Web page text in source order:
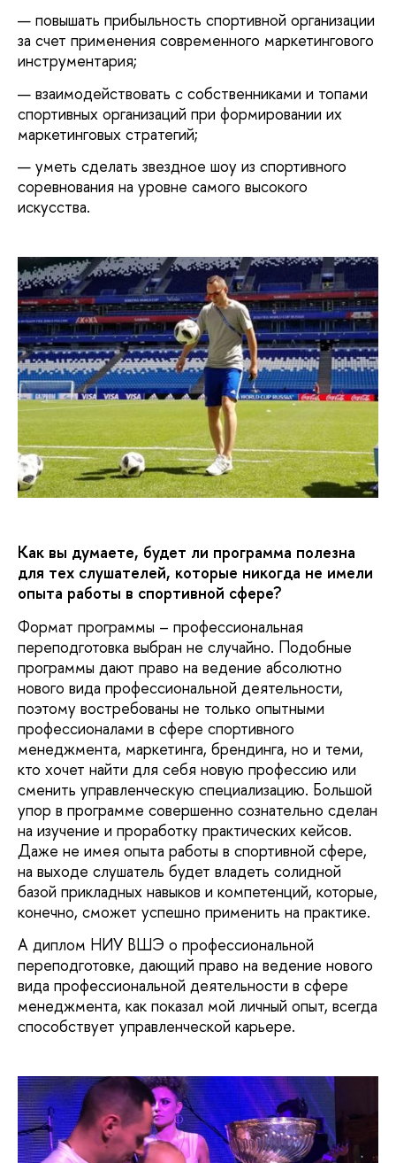
повышать прибыльность спортивной организации
за счет применения современного маркетингового
инструментария;
взаимодействовать с собственниками и топами
спортивных организаций при формировании их
маркетинговых стратегий;
уметь сделать звездное шоу из спортивного
соревнования на уровне самого высокого
искусства.
Как вы думаете, будет ли программа полезна
для тех слушателей, которые никогда не имели
опыта работы в спортивной сфере?
Формат программы – профессиональная
переподготовка выбран не случайно. Подобные
программы дают право на ведение абсолютно
нового вида профессиональной деятельности,
поэтому востребованы не только опытными
профессионалами в сфере спортивного
менеджмента, маркетинга, брендинга, но и теми,
кто хочет найти для себя новую профессию или
сменить управленческую специализацию. Большой
упор в программе совершенно сознательно сделан
на изучение и проработку практических кейсов.
Даже не имея опыта работы в спортивной сфере,
на выходе слушатель будет владеть солидной
базой прикладных навыков и компетенций, которые,
конечно, сможет успешно применить на практике.
А диплом НИУ ВШЭ о профессиональной
переподготовке, дающий право на ведение нового
вида профессиональной деятельности в сфере
менеджмента, как показал мой личный опыт, всегда
способствует управленческой карьере.